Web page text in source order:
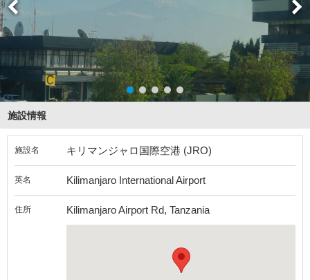
施設情報
施設名 キリマンジャロ国際空港 (JRO)
英名 Kilimanjaro International Airport
住所 Kilimanjaro Airport Rd, Tanzania